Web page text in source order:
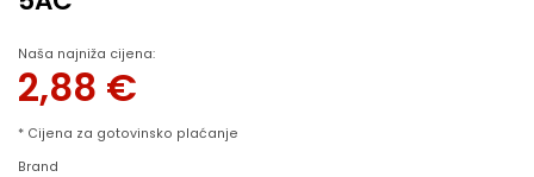
Naša najniža cijena:
2,88 €
* Cijena za gotovinsko plaćanje
Brand